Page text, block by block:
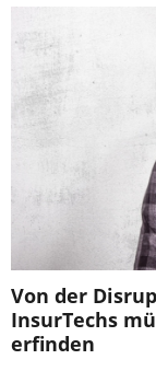
Von der
InsurTechs
erfinden